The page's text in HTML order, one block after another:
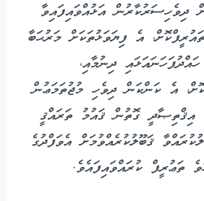
ދިވެހިސަރުކާރުން އަޅުއްވައިފައިވާ
އެ ފިޔަވަޅުތަކަށް މަރުޙަބާ
ދިނުމާއި،
އެ ކަންކަން ދިވެހި މުޖުތަމަޢުން
އިޤްތިޞާދީ ގޮތުން ޤައުމު ތަރައްޤީ
ޤަބޫލުކުރެއްވުމަށް އެވަފްދުގެ
ތަޢުރީފް ކުރައްވައިފައެވެ.